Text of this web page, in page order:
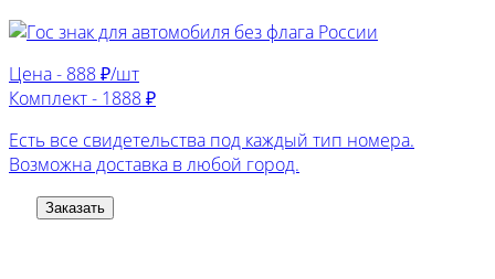
Цена - 888 ₽/шт
Комплект - 1888 ₽
Есть все свидетельства под каждый тип номера.
Возможна доставка в любой город.
Заказать